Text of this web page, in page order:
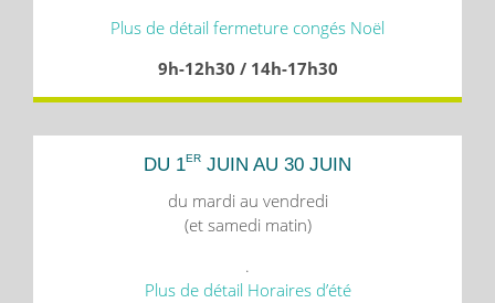
Plus de détail fermeture congés Noël
9h-12h30 / 14h-17h30
DU 1ER JUIN AU 30 JUIN
du mardi au vendredi
(et samedi matin)
.
Plus de détail Horaires d’été